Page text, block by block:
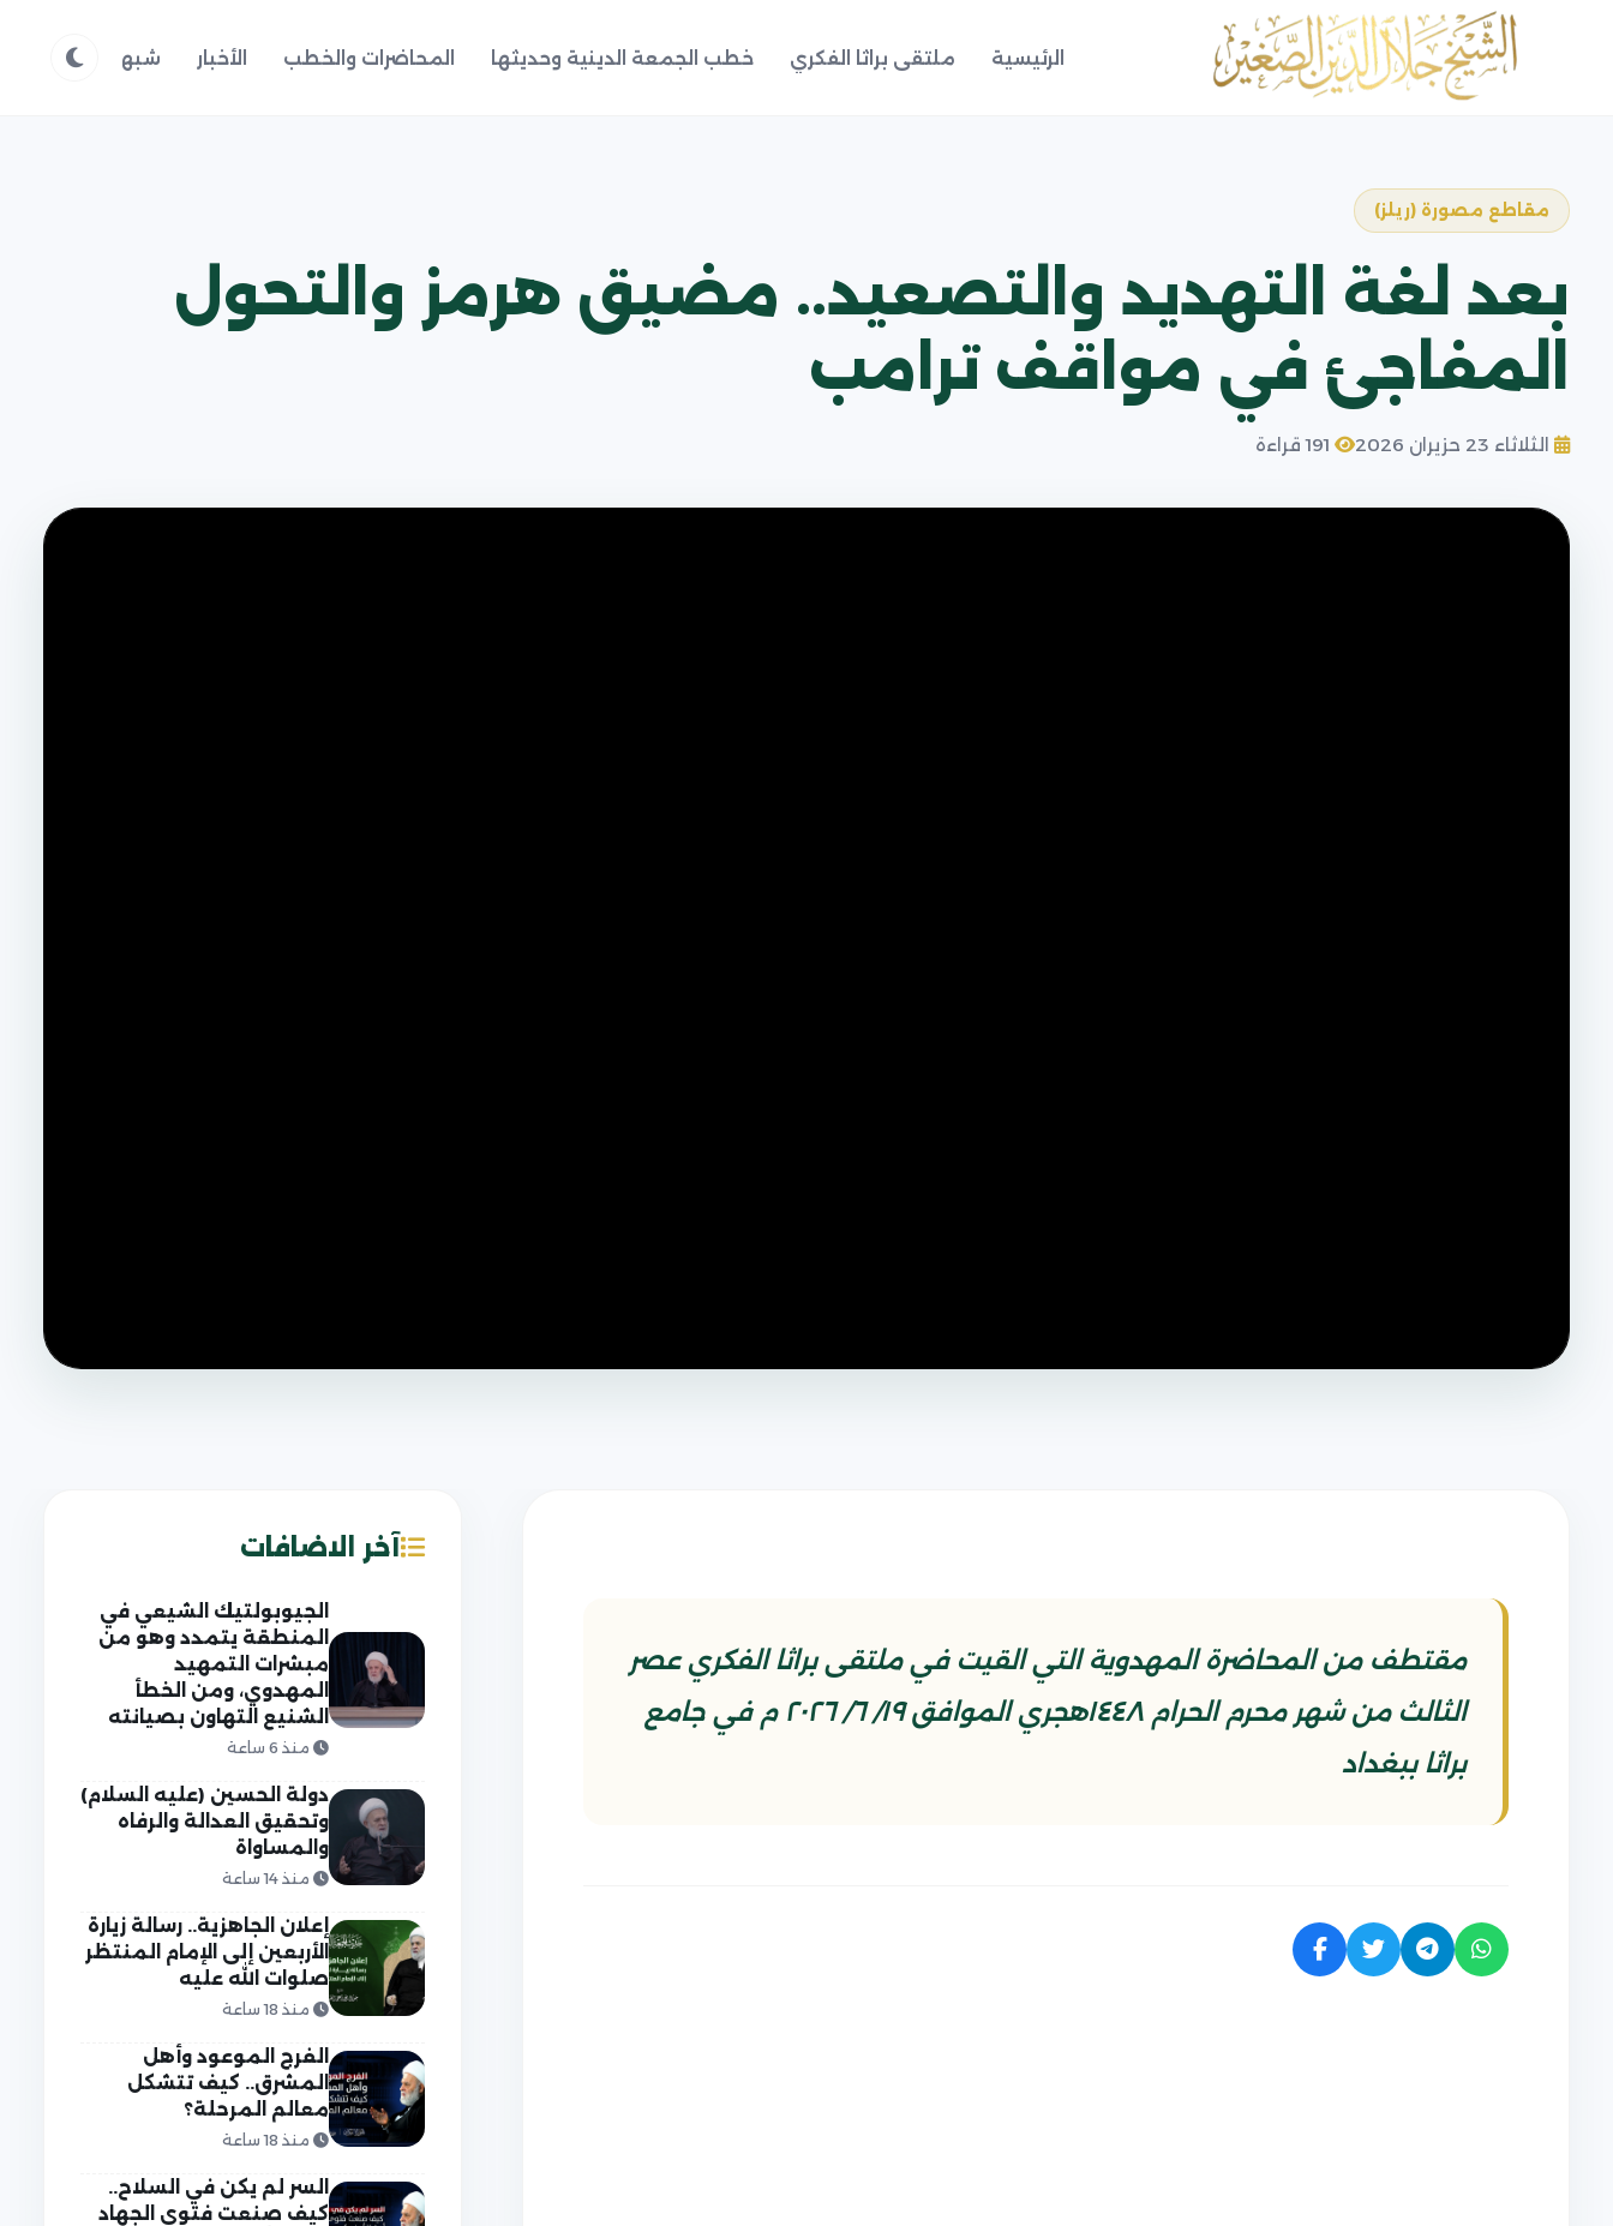
الرئيسية ملتقى براثا الفكري خطب الجمعة الدينية وحديثها المحاضرات والخطب الأخبار شبهات وردود
مقاطع مصورة (ريلز)
بعد لغة التهديد والتصعيد.. مضيق هرمز والتحول
المفاجئ في مواقف ترامب
الثلاثاء 23 حزيران 2026
مقتطف من المحاضرة المهدوية التي القيت في ملتقى براثا الفكري عصر
الثالث من شهر محرم الحرام ١٤٤٨هجري الموافق ١٩/ ٦/ ٢٠٢٦ م في جامع
براثا ببغداد
آخر الاضافات
الجيوبولتيك الشيعي في
المنطقة يتمدد وهو من
مبشرات التمهيد
المهدوي، ومن الخطأ
الشنيع التهاون بصيانته
منذ 6 ساعة
دولة الحسين (عليه السلام)
وتحقيق العدالة والرفاه
والمساواة
منذ 14 ساعة
إعلان الجاهزية.. رسالة زيارة
الأربعين إلى الإمام المنتظر
صلوات الله عليه
منذ 18 ساعة
الفرج الموعود وأهل
المشرق.. كيف تتشكل
معالم المرحلة؟
منذ 18 ساعة
السر لم يكن في السلاح..
كيف صنعت فتوى الجهاد